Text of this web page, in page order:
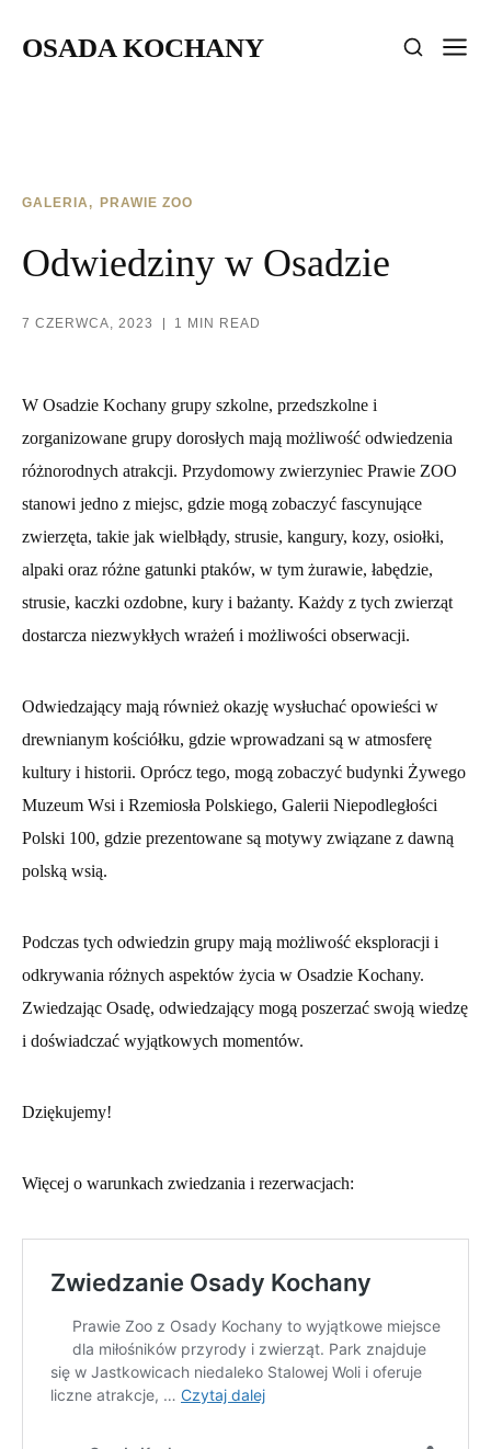
OSADA KOCHANY
GALERIA PRAWIE ZOO
Odwiedziny w Osadzie
7 CZERWCA, 2023 1 MIN READ
W Osadzie Kochany grupy szkolne, przedszkolne i
zorganizowane grupy dorosłych mają możliwość odwiedzenia
różnorodnych atrakcji. Przydomowy zwierzyniec Prawie ZOO
stanowi jedno z miejsc, gdzie mogą zobaczyć fascynujące
zwierzęta, takie jak wielbłądy, strusie, kangury, kozy, osiołki,
alpaki oraz różne gatunki ptaków, w tym żurawie, łabędzie,
strusie, kaczki ozdobne, kury i bażanty. Każdy z tych zwierząt
dostarcza niezwykłych wrażeń i możliwości obserwacji.
Odwiedzający mają również okazję wysłuchać opowieści w
drewnianym kościółku, gdzie wprowadzani są w atmosferę
kultury i historii. Oprócz tego, mogą zobaczyć budynki Żywego
Muzeum Wsi i Rzemiosła Polskiego, Galerii Niepodległości
Polski 100, gdzie prezentowane są motywy związane z dawną
polską wsią.
Podczas tych odwiedzin grupy mają możliwość eksploracji i
odkrywania różnych aspektów życia w Osadzie Kochany.
Zwiedzając Osadę, odwiedzający mogą poszerzać swoją wiedzę
i doświadczać wyjątkowych momentów.
Dziękujemy!
Więcej o warunkach zwiedzania i rezerwacjach: